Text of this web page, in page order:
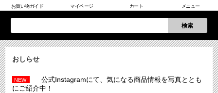
お買い物ガイド マイページ カート メニュー
検索
おしらせ
NEW!
公式Instagramにて、気になる商品情報を写真ととも
にご紹介中！